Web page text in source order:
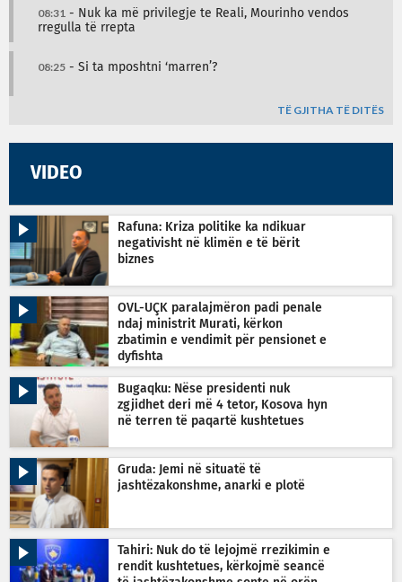
08:31 - Nuk ka më privilegje te Reali, Mourinho vendos
rregulla të rrepta
08:25 - Si ta mposhtni ‘marren’?
TË GJITHA TË DITËS
VIDEO
Rafuna: Kriza politike ka ndikuar
negativisht në klimën e të bërit
biznes
OVL-UÇK paralajmëron padi penale
ndaj ministrit Murati, kërkon
zbatimin e vendimit për pensionet e
dyfishta
Bugaqku: Nëse presidenti nuk
zgjidhet deri më 4 tetor, Kosova hyn
në terren të paqartë kushtetues
Gruda: Jemi në situatë të
jashtëzakonshme, anarki e plotë
Tahiri: Nuk do të lejojmë rrezikimin e
rendit kushtetues, kërkojmë seancë